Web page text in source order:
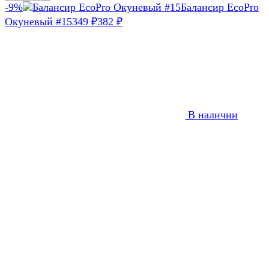
-9%
Балансир EcoPro
Окуневый #15349 ₽382 ₽
В наличии